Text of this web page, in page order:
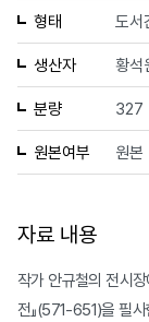
형태 도서
생산자 황석
분량 327
원본여부 원본
자료 내용
작가 안규철의 전시장
전』(571-651)을 필